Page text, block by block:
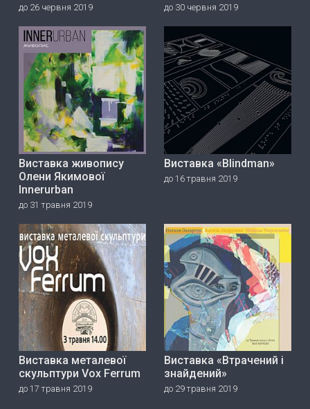
до 26 червня 2019 до 30 червня 2019
Виставка живопису
Олени Якимової
Innerurban
до 31 травня 2019
Виставка «Blindman»
до 16 травня 2019
Виставка металевої
скульптури Vox Ferrum
до 17 травня 2019
Виставка «Втрачений і
знайдений»
до 29 травня 2019